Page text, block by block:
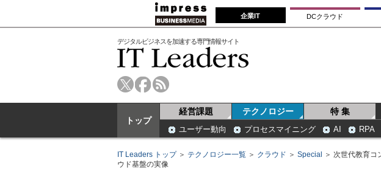
企業IT DCクラウド
デジタルビジネスを加速する専門情報サイト
トップ
経営課題 テクノロジー 特 集
ユーザー動向 プロセスマイニング AI RPA
IT Leaders トップ＞ テクノロジー一覧 ＞ クラウド ＞ Special
＞ 次世代教育コ
ウド基盤の実像